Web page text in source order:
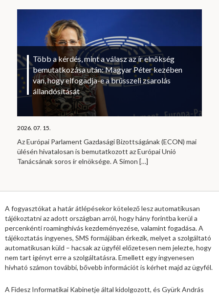
Több a kérdés, mint a válasz az ír elnökség
bemutatkozása után: Magyar Péter kezében
van, hogy elfogadja-e a brüsszeli zsarolás
állandósítását
2026. 07. 15.
Az Európai Parlament Gazdasági Bizottságának (ECON) mai
ülésén hivatalosan is bemutatkozott az Európai Unió
Tanácsának soros ír elnöksége. A Simon […]
A fogyasztókat a határ átlépésekor kötelező lesz automatikusan
tájékoztatni az adott országban arról, hogy hány forintba kerül a
percenkénti roaminghívás kezdeményezése, valamint fogadása. A
tájékoztatás ingyenes, SMS formájában érkezik, melyet a szolgáltató
automatikusan küld – hacsak az ügyfél előzetesen nem jelezte, hogy
nem tart igényt erre a szolgáltatásra. Emellett egy ingyenesen
hívható számon további, bővebb információt is kérhet majd az ügyfél.
A Fidesz Informatikai Kabinetje által kidolgozott, és Gyürk András